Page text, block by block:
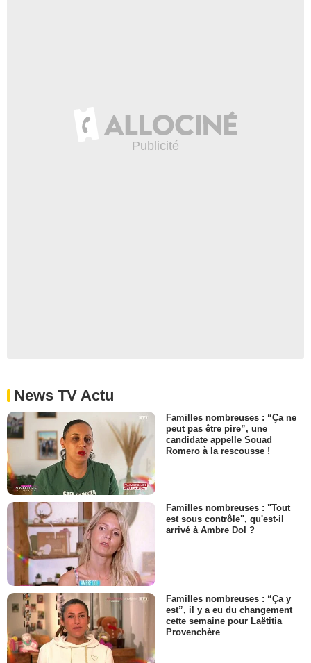
News TV Actu
Familles nombreuses : “Ça ne
peut pas être pire”, une
candidate appelle Souad
Romero à la rescousse !
Familles nombreuses : "Tout
est sous contrôle", qu'est-il
arrivé à Ambre Dol ?
Familles nombreuses : “Ça y
est”, il y a eu du changement
cette semaine pour Laëtitia
Provenchère